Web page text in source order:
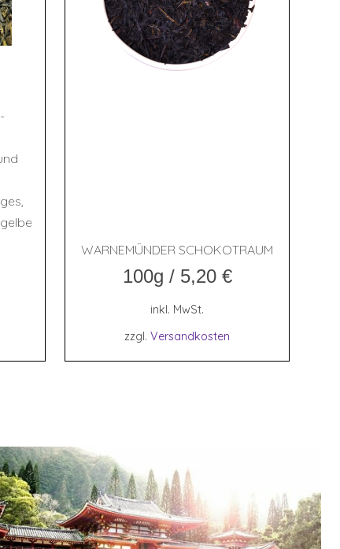
WAR­NE­MÜN­DER SCHOKOTRAUM
100g / 5,20 €
inkl. MwSt.
zzgl. Versandkosten